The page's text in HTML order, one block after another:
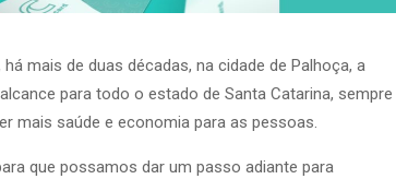
mais de duas décadas, na cidade de Palhoça, a
para todo o estado de Santa Catarina, sempre
mais saúde e economia para as pessoas.
que possamos dar um passo adiante para